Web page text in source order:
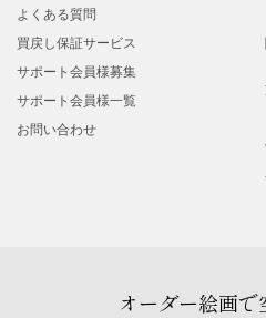
よくある質問
買戻し保証サービス
サポート会員様募集
サポート会員様一覧
お問い合わせ
オーダー絵画で